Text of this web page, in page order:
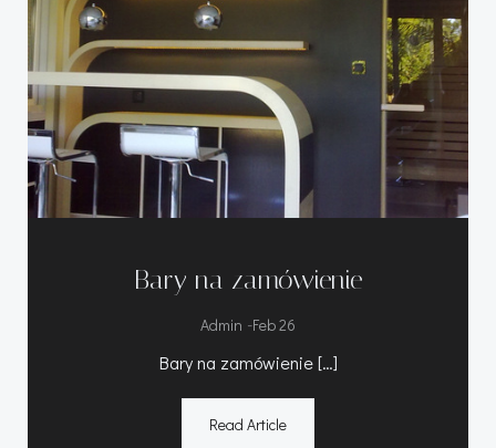
Bary na zamówienie
Admin -Feb 26
Bary na zamówienie […]
Read Article